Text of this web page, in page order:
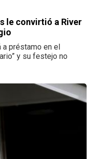
le convirtió a River
a préstamo en el
y su festejo no